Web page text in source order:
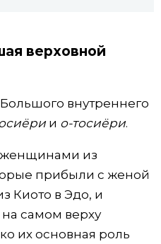
верховной
внутреннего
и о-тосиёри.
из
прибыли с женой
Киото в Эдо, и
самом верху
их основная роль